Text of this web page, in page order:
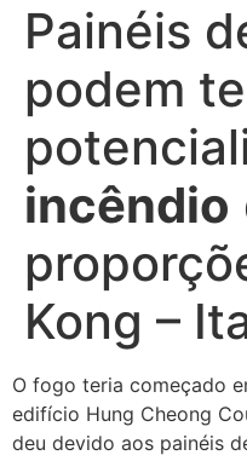
Painéis
podem
incêndio
Kong –
O fogo teria começado
edifício Hung Cheong
deu devido aos painéis